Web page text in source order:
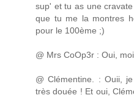
sup' et tu as une
que tu me la montres
pour le 100ème ;)
@ Mrs CoOp3r : Oui,
@ Clémentine. : Ouii,
très douée ! Et oui,